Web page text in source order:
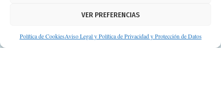
VER PREFERENCIAS
Política de CookiesAviso Legal y Política de Privacidad y Protección de Datos